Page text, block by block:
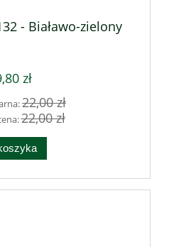
- Białawo-zielony
zł
22,00 zł
22,00 zł